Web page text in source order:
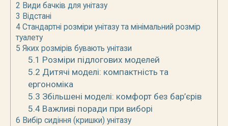
2 Види бачків для унітазу
3 Відстані
4 Стандартні розміри унітазу та мінімальний розмір
туалету
5 Яких розмірів бувають унітази
5.1 Розміри підлогових моделей
5.2 Дитячі моделі: компактність та
ергономіка
5.3 Збільшені моделі: комфорт без бар’єрів
5.4Важливі поради при виборі
6 Вибір сидіння (кришки) унітазу